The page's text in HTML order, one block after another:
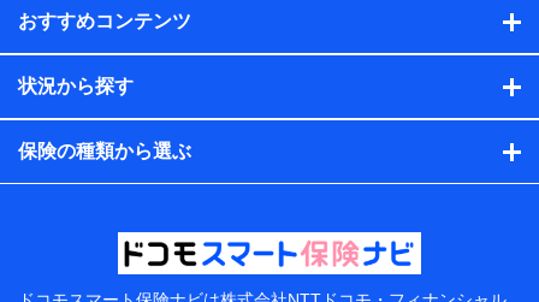
おすすめコンテンツ
状況から探す
保険の種類から選ぶ